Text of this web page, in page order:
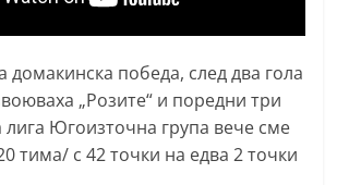
домакинска победа, след два гола
„Розите“ и поредни три
лига Югоизточна група вече сме
тима/ с 42 точки на едва 2 точки